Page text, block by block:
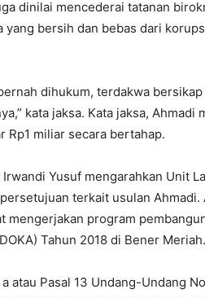
dinilai mencederai tatanan
bersih dan bebas dari
dihukum, terdakwa
kata jaksa. Kata jaksa, Ahmadi
Rp1 miliar secara bertahap.
Yusuf mengarahkan Unit
terkait usulan Ahmadi.
mengerjakan program
Tahun 2018 di Bener Meriah.
atau Pasal 13 Undang-Undang